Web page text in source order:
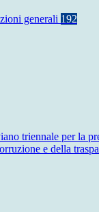
generali 192
triennale per la
e della